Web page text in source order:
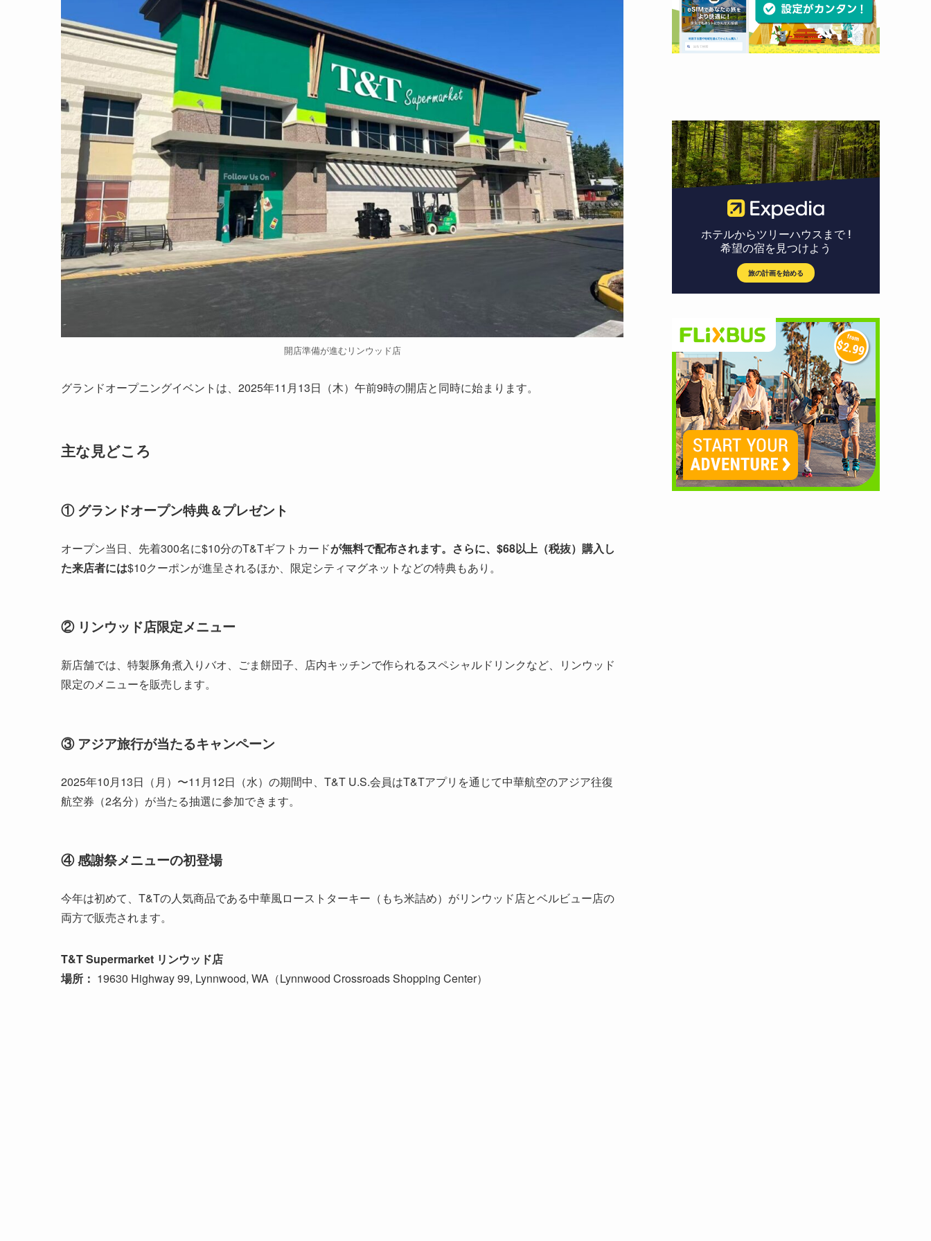
開店準備が進むリンウッド店
グランドオープニングイベントは、2025年11月13日（木）午前9時の開店と同時に始まります。
主な見どころ
① グランドオープン特典＆プレゼント
オープン当日、先着300名に$10分のT&Tギフトカードが無料で配布されます。さらに、$68以上（税抜）購入し
た来店者には$10クーポンが進呈されるほか、限定シティマグネットなどの特典もあり。
② リンウッド店限定メニュー
新店舗では、特製豚角煮入りバオ、ごま餅団子、店内キッチンで作られるスペシャルドリンクなど、リンウッド
限定のメニューを販売します。
③ アジア旅行が当たるキャンペーン
2025年10月13日（月）〜11月12日（水）の期間中、T&T U.S.会員はT&Tアプリを通じて中華航空のアジア往復
航空券（2名分）が当たる抽選に参加できます。
④ 感謝祭メニューの初登場
今年は初めて、T&Tの人気商品である中華風ローストターキー（もち米詰め）がリンウッド店とベルビュー店の
両方で販売されます。
T&T Supermarket リンウッド店
場所： 19630 Highway 99, Lynnwood, WA（Lynnwood Crossroads Shopping Center）